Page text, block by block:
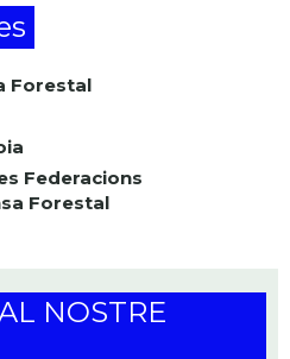
Forestal
Federacions
Forestal
NOSTRE